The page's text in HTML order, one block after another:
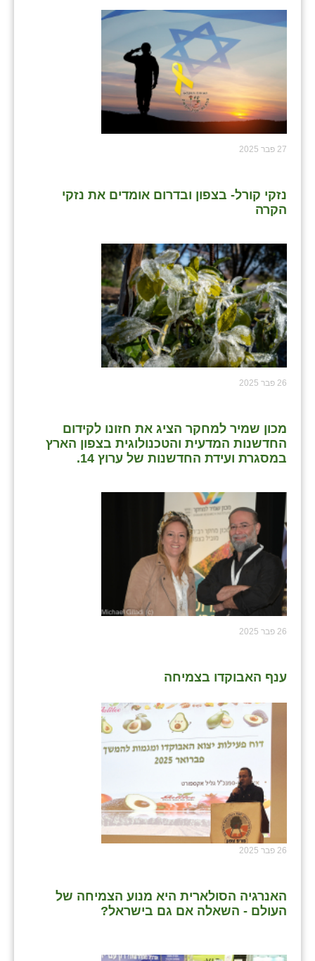
27 פבר 2025
נזקי קורל- בצפון ובדרום אומדים את נזקי
הקרה
26 פבר 2025
מכון שמיר למחקר הציג את חזונו לקידום
החדשנות המדעית והטכנולוגית בצפון הארץ
במסגרת ועידת החדשנות של ערוץ 14.
26 פבר 2025
ענף האבוקדו בצמיחה
26 פבר 2025
האנרגיה הסולארית היא מנוע הצמיחה של
העולם - השאלה אם גם בישראל?